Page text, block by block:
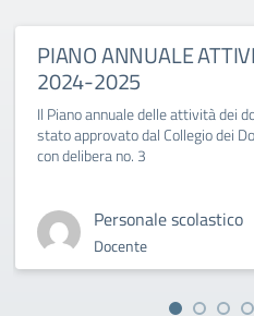
PIANO ANNUALE
2024-2025
Il Piano annuale delle attività dei
stato approvato dal Collegio dei
con delibera no. 3
Personale scolastico
Docente